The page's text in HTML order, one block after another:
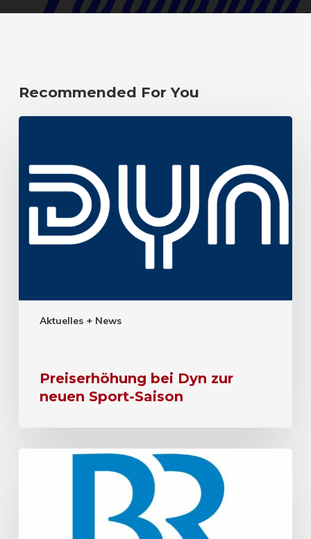
Recommended For You
Aktuelles + News
Preiserhöhung bei Dyn zur
neuen Sport-Saison